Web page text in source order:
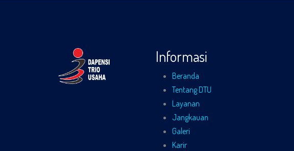
Informasi
Beranda
Tentang DTU
Layanan
Jangkauan
Galeri
Karir